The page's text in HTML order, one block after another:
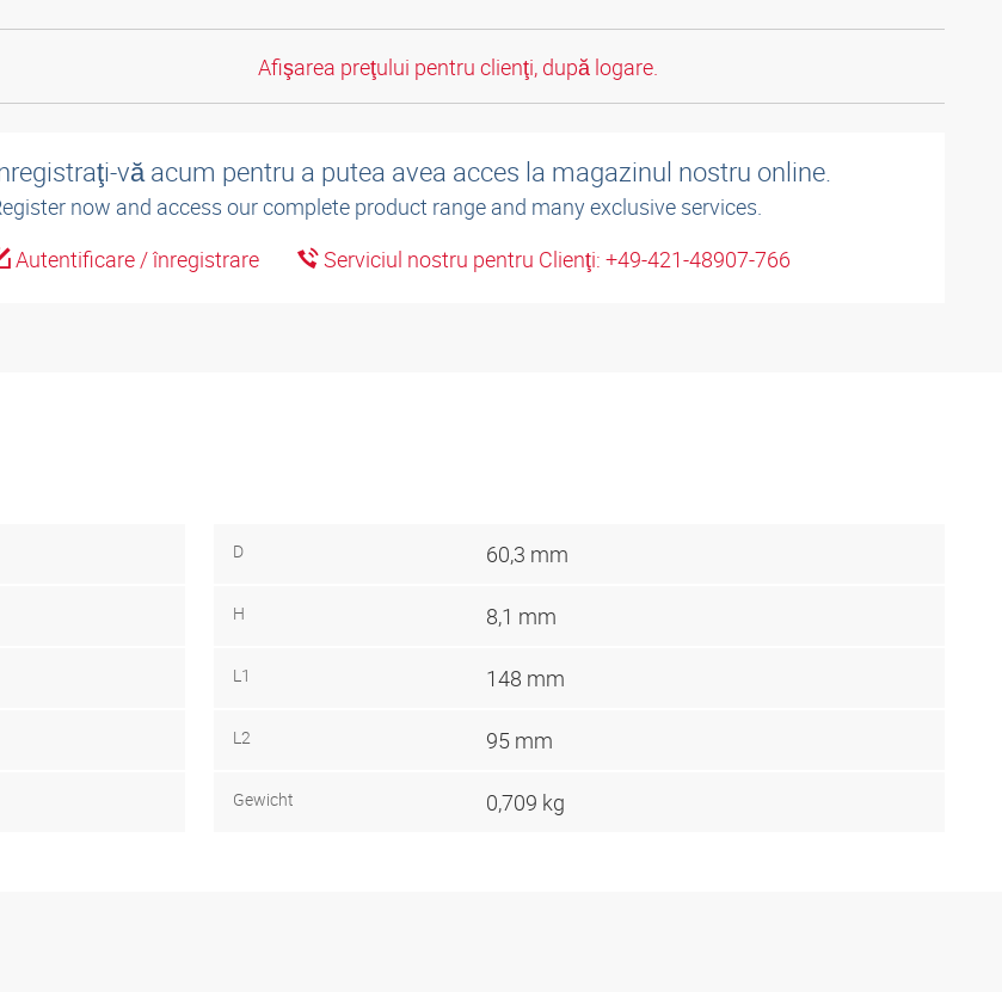
Afişarea preţului pentru clienţi, după logare.
vă acum pentru a putea avea acces la magazinul nostru online.
now and access our complete product range and many exclusive services.
Autentificare / înregistrare
Serviciul nostru pentru Clienţi: +49-421-48907-766
D 60,3 mm
H 8,1 mm
L1 148 mm
L2 95 mm
Gewicht 0,709 kg